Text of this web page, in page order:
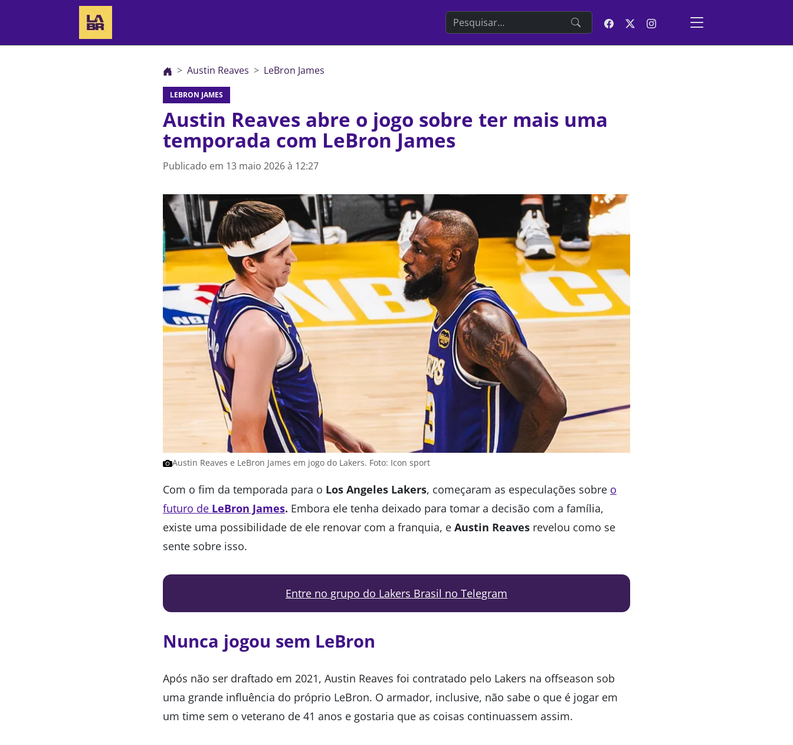
Search the website
Austin Reaves LeBron James
LEBRON JAMES
Austin Reaves abre o jogo sobre ter mais uma
temporada com LeBron James
Publicado em 13 maio 2026 à 12:27
Austin Reaves e LeBron James em jogo do Lakers. Foto: Icon sport
Com o fim da temporada para o Los Angeles Lakers, começaram as especulações sobre o
futuro de LeBron James. Embora ele tenha deixado para tomar a decisão com a família,
existe uma possibilidade de ele renovar com a franquia, e Austin Reaves revelou como se
sente sobre isso.
Entre no grupo do Lakers Brasil no Telegram
Nunca jogou sem LeBron
Após não ser draftado em 2021, Austin Reaves foi contratado pelo Lakers na offseason sob
uma grande influência do próprio LeBron. O armador, inclusive, não sabe o que é jogar em
um time sem o veterano de 41 anos e gostaria que as coisas continuassem assim.